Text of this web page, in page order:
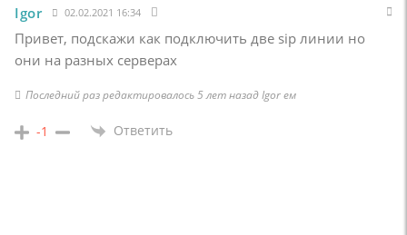
Igor 02.02.2021 16:34
Привет, подскажи как подключить две sip линии но
они на разных серверах
Последний раз редактировалось 5 лет назад Igor ем
-1 Ответить